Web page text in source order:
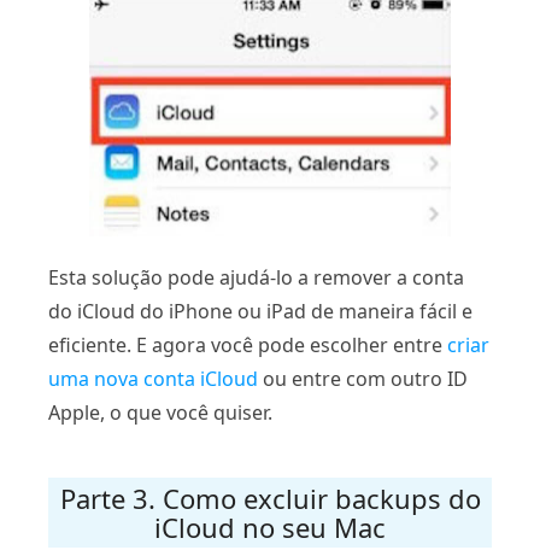
Esta solução pode ajudá-lo a remover a conta
do iCloud do iPhone ou iPad de maneira fácil e
eficiente. E agora você pode escolher entrecriar
uma nova conta iCloud ou entre com outro ID
Apple, o que você quiser.
Parte 3. Como excluir backups do
iCloud no seu Mac